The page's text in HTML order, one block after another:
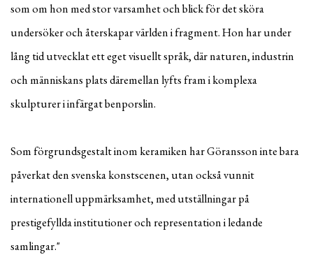
som om hon med stor varsamhet och blick för det sköra
undersöker och återskapar världen i fragment. Hon har under
lång tid utvecklat ett eget visuellt språk, där naturen, industrin
och människans plats däremellan lyfts fram i komplexa
skulpturer i infärgat benporslin.
Som förgrundsgestalt inom keramiken har Göransson inte bara
påverkat den svenska konstscenen, utan också vunnit
internationell uppmärksamhet, med utställningar på
prestigefyllda institutioner och representation i ledande
samlingar."